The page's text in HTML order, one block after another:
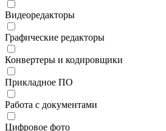
Видеоредакторы
Графические редакторы
Конвертеры и кодировщики
Прикладное ПО
Работа с документами
Цифровое фото